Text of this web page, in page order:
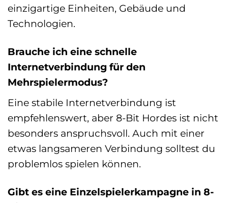
einzigartige Einheiten, Gebäude und
Technologien.
Brauche ich eine schnelle
Internetverbindung für den
Mehrspielermodus?
Eine stabile Internetverbindung ist
empfehlenswert, aber 8-Bit Hordes ist nicht
besonders anspruchsvoll. Auch mit einer
etwas langsameren Verbindung solltest du
problemlos spielen können.
Gibt es eine Einzelspielerkampagne in 8-